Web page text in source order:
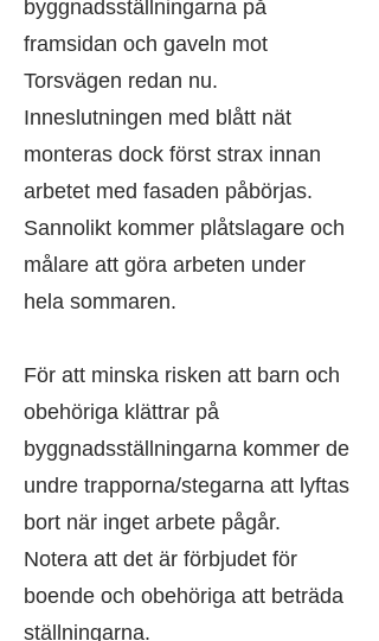
byggnadsställningarna på
framsidan och gaveln mot
Torsvägen redan nu.
Inneslutningen med blått nät
monteras dock först strax innan
arbetet med fasaden påbörjas.
Sannolikt kommer plåtslagare och
målare att göra arbeten under
hela sommaren.
För att minska risken att barn och
obehöriga klättrar på
byggnadsställningarna kommer de
undre trapporna/stegarna att lyftas
bort när inget arbete pågår.
Notera att det är förbjudet för
boende och obehöriga att beträda
ställningarna.